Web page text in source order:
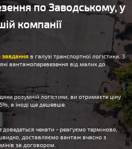
по Заводському, у
компанії
завданняв галузі транспортної логістики. З
вантажоперевезення від малих до
розумній логістики, ви отримаєте ціну
а іноді ще дешевше.
доведеться чекати - реагуємо терміново,
доставляємо вантаж вчасно з
за договором.